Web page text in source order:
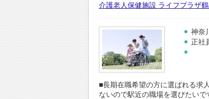
介護老人保健施設 ライフプラザ鶴
神奈
正社
■長期在職希望の方に選ばれる求
ないので駅近の職場を選びたいで